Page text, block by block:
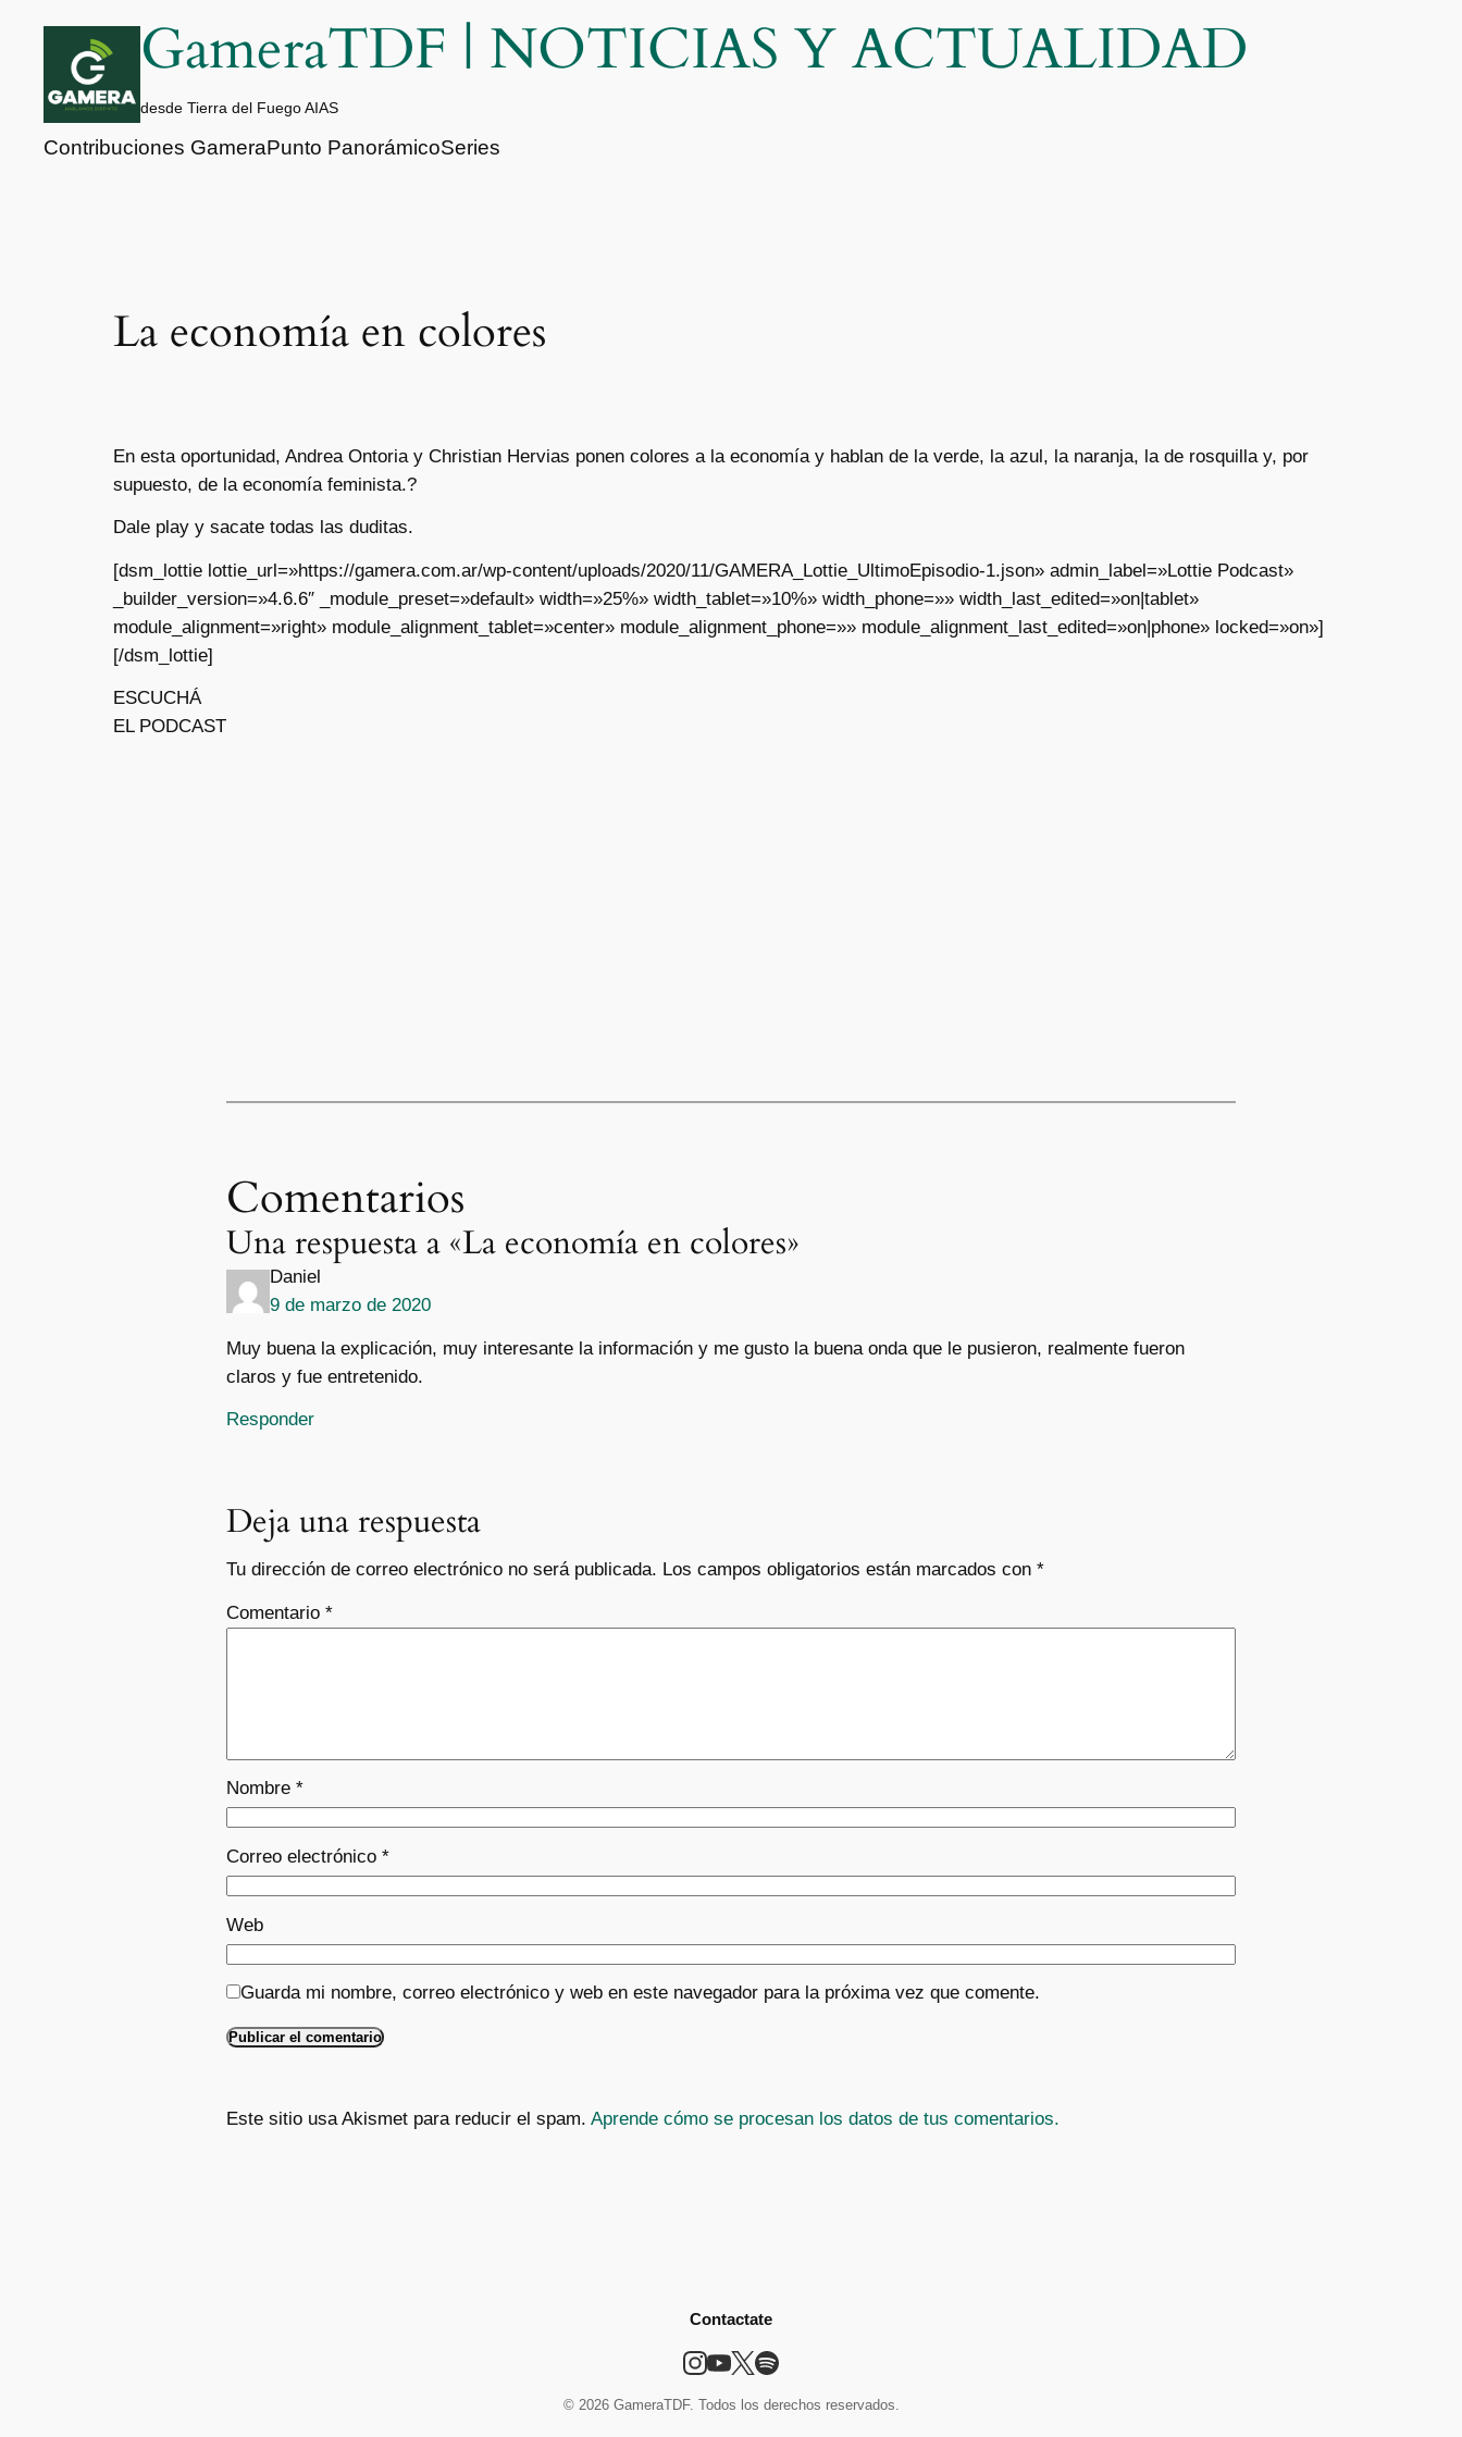
contenido
GameraTDF | NOTICIAS Y ACTUALIDAD
desde Tierra del Fuego AIAS
Contribuciones GameraPunto PanorámicoSeries
La economía en colores
En esta oportunidad, Andrea Ontoria y Christian Hervias ponen colores a la economía y hablan de la verde, la azul, la naranja, la de rosquilla y, por
supuesto, de la economía feminista.?
Dale play y sacate todas las duditas.
[dsm_lottie lottie_url=»https://gamera.com.ar/wp-content/uploads/2020/11/GAMERA_Lottie_UltimoEpisodio-1.json» admin_label=»Lottie Podcast»
_builder_version=»4.6.6″ _module_preset=»default» width=»25%» width_tablet=»10%» width_phone=»» width_last_edited=»on|tablet»
module_alignment=»right» module_alignment_tablet=»center» module_alignment_phone=»» module_alignment_last_edited=»on|phone» locked=»on»]
[/dsm_lottie]
ESCUCHÁ
EL PODCAST
Comentarios
Una respuesta a «La economía en colores»
Daniel
9 de marzo de 2020
Muy buena la explicación, muy interesante la información y me gusto la buena onda que le pusieron, realmente fueron
claros y fue entretenido.
Responder
Deja una respuesta
Tu dirección de correo electrónico no será publicada. Los campos obligatorios están marcados con *
Comentario *
Nombre *
Correo electrónico *
Web
Guarda mi nombre, correo electrónico y web en este navegador para la próxima vez que comente.
Este sitio usa Akismet para reducir el spam. Aprende cómo se procesan los datos de tus comentarios.
Contactate
© 2026 GameraTDF. Todos los derechos reservados.